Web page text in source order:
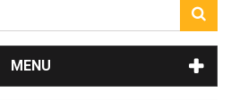
MENU